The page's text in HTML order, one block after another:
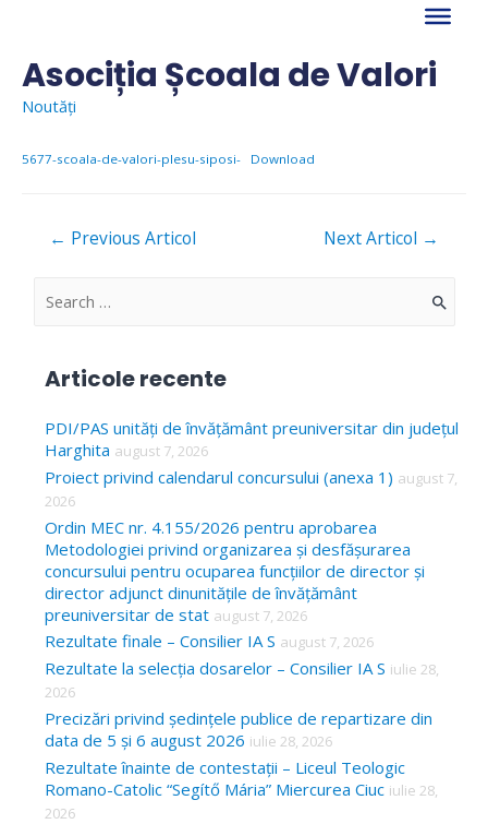
contentAsociția Școala de Valori
Noutăți
5677-scoala-de-valori-plesu-siposi- Download
Navigare
← Previous Articol Next Articol →
S
c
h
f
o
r
Articole recente
PDI/PAS unități de învățământ preuniversitar din județul
Harghita august 7, 2026
Proiect privind calendarul concursului (anexa 1) august 7,
2026
Ordin MEC nr. 4.155/2026 pentru aprobarea
Metodologiei privind organizarea și desfășurarea
concursului pentru ocuparea funcțiilor de director și
director adjunct dinunitățile de învățământ
preuniversitar de stat august 7, 2026
Rezultate finale – Consilier IA S august 7, 2026
Rezultate la selecția dosarelor – Consilier IA S iulie 28,
2026
Precizări privind ședințele publice de repartizare din
data de 5 și 6 august 2026 iulie 28, 2026
Rezultate înainte de contestații – Liceul Teologic
Romano-Catolic “Segítő Mária” Miercurea Ciuc iulie 28,
2026